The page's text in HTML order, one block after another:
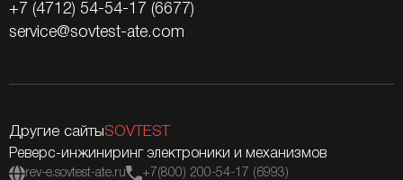
+7 (4712) 54-54-17 (6677)
service@sovtest-ate.com
Другие сайтыSOVTEST
Реверс-инжиниринг электроники и механизмов
rev-e.sovtest-ate.ru +7(800) 200-54-17 (6993)